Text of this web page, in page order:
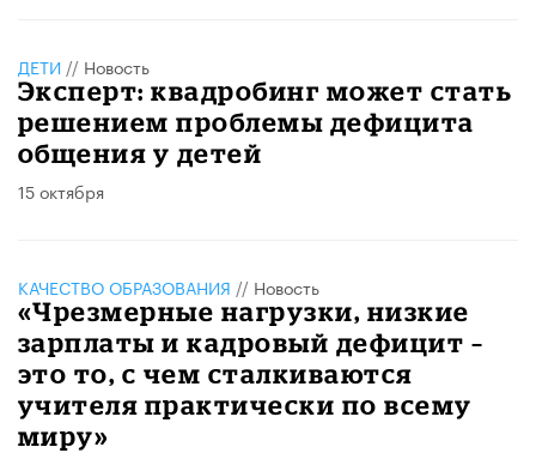
ДЕТИ // Новость
Эксперт: квадробинг может стать
решением проблемы дефицита
общения у детей
15 октября
КАЧЕСТВО ОБРАЗОВАНИЯ // Новость
«Чрезмерные нагрузки, низкие
зарплаты и кадровый дефицит –
это то, с чем сталкиваются
учителя практически по всему
миру»